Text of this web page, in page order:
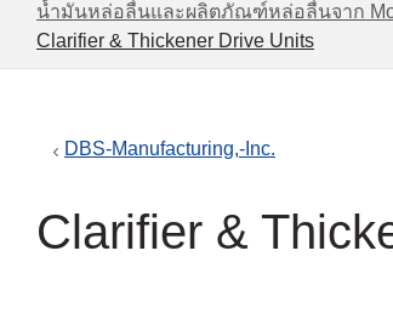
น้ำมันหล่อลื่นและผลิตภัณฑ์หล่อลื่นจาก
Clarifier & Thickener Drive Units
DBS-Manufacturing,-Inc.
Clarifier &